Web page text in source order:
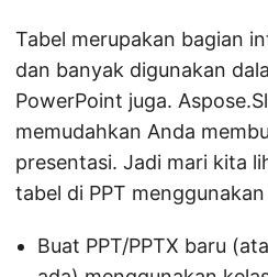
Tabel merupakan bagian
dan banyak digunakan
PowerPoint juga.
memudahkan Anda
presentasi. Jadi mari kita
tabel di PPT
Buat PPT/PPTX baru